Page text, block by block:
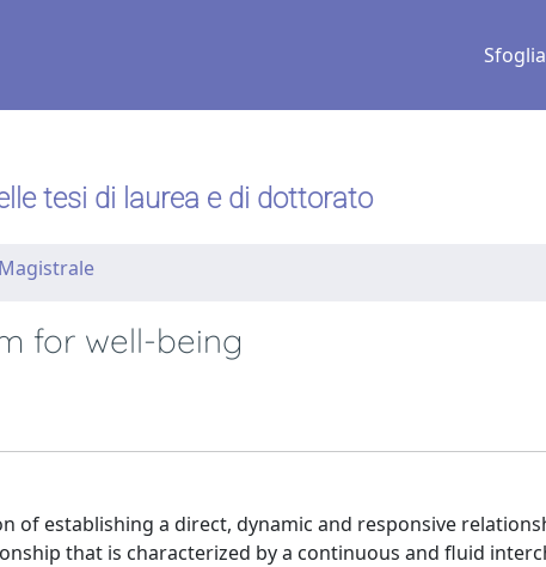
Sfoglia
tesi di laurea e di dottorato
for well-being
of establishing a direct, dynamic and responsive
that is characterized by a continuous and fluid